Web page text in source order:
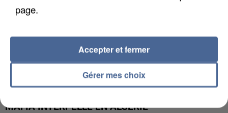
MAFIA INTERPELLÉ EN ALGÉRIE
page.
Gérer mes choix
Accepter et fermer